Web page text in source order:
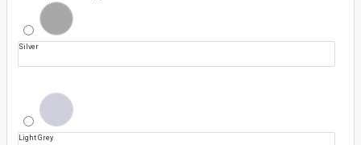
Silver
Light Grey